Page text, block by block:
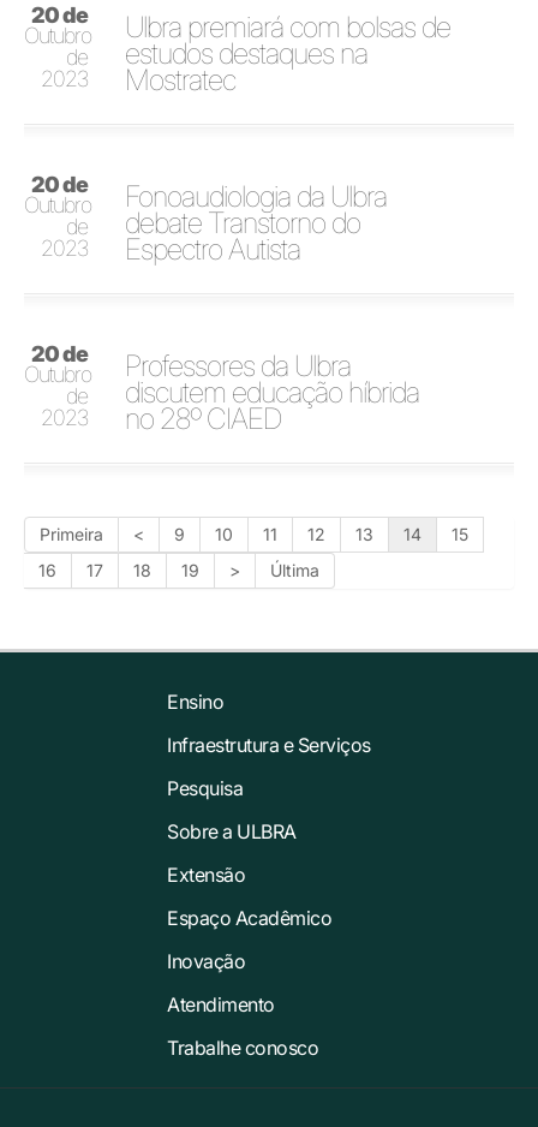
20 de
Outubro
de
2023
Ulbra premiará com bolsas de
estudos destaques na
Mostratec
20 de
Outubro
de
2023
Fonoaudiologia da Ulbra
debate Transtorno do
Espectro Autista
20 de
Outubro
de
2023
Professores da Ulbra
discutem educação híbrida
no 28º CIAED
Primeira < 9 10 11 12 13 14
15
16
17 18 19 > Última
Ensino
Infraestrutura e Serviços
Pesquisa
Sobre a ULBRA
Extensão
Espaço Acadêmico
Inovação
Atendimento
Trabalhe conosco